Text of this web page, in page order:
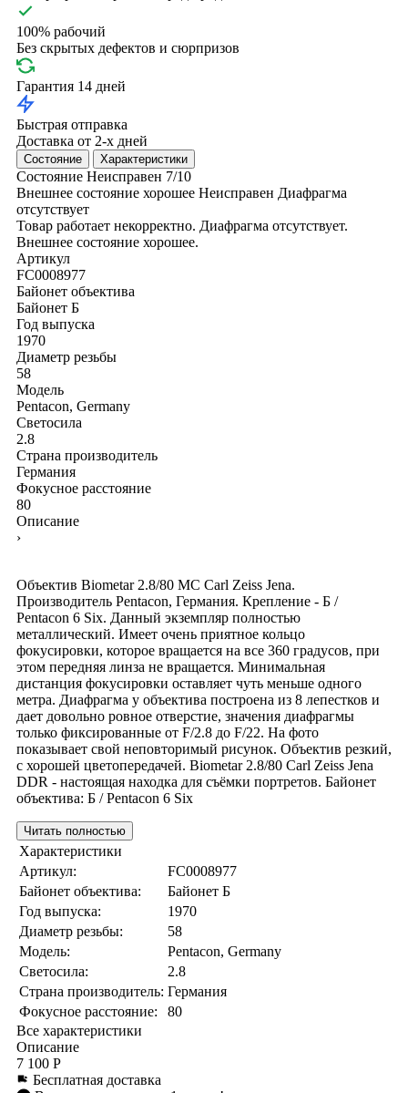
100% рабочий
Без скрытых дефектов и сюрпризов
Гарантия 14 дней
Быстрая отправка
Доставка от 2-х дней
Состояние Характеристики
Состояние Неисправен 7/10
Внешнее состояние хорошее Неисправен Диафрагма
отсутствует
Товар работает некорректно. Диафрагма отсутствует.
Внешнее состояние хорошее.
Артикул
FC0008977
Байонет объектива
Байонет Б
Год выпуска
1970
Диаметр резьбы
58
Модель
Pentacon, Germany
Светосила
2.8
Страна производитель
Германия
Фокусное расстояние
80
Описание
›
Объектив Biometar 2.8/80 MC Carl Zeiss Jena.
Производитель Pentacon, Германия. Крепление - Б /
Pentacon 6 Six. Данный экземпляр полностью
металлический. Имеет очень приятное кольцо
фокусировки, которое вращается на все 360 градусов, при
этом передняя линза не вращается. Минимальная
дистанция фокусировки оставляет чуть меньше одного
метра. Диафрагма у объектива построена из 8 лепестков и
дает довольно ровное отверстие, значения диафрагмы
только фиксированные от F/2.8 до F/22. На фото
показывает свой неповторимый рисунок. Объектив резкий,
с хорошей цветопередачей. Biometar 2.8/80 Carl Zeiss Jena
DDR - настоящая находка для съёмки портретов. Байонет
объектива: Б / Pentacon 6 Six
Читать полностью
Характеристики
Артикул:
FC0008977
Байонет объектива:
Байонет Б
Год выпуска:
1970
Диаметр резьбы:
58
Модель:
Pentacon, Germany
Светосила:
2.8
Страна производитель: Германия
Фокусное расстояние:
80
Все характеристики
Описание
7 100 Р
Бесплатная доставка